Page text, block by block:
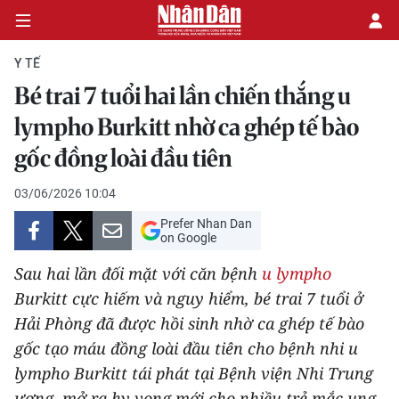
CHÍNH TRỊ
KINH TẾ
VĂN HÓA
XÃ HỘI
PHÁP LUẬT
DU LỊCH
THẾ GIỚI
Y TẾ
Bé trai 7 tuổi hai lần chiến thắng u
lympho Burkitt nhờ ca ghép tế bào
gốc đồng loài đầu tiên
03/06/2026 10:04
Prefer Nhan Dan
on Google
Sau hai lần đối mặt với căn bệnh u lympho
Burkitt cực hiếm và nguy hiểm, bé trai 7 tuổi ở
Hải Phòng đã được hồi sinh nhờ ca ghép tế bào
gốc tạo máu đồng loài đầu tiên cho bệnh nhi u
lympho Burkitt tái phát tại Bệnh viện Nhi Trung